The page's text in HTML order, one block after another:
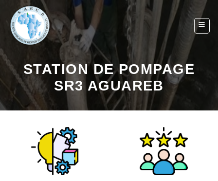
content
STATION DE POMPAGE
SR3 AGUAREB